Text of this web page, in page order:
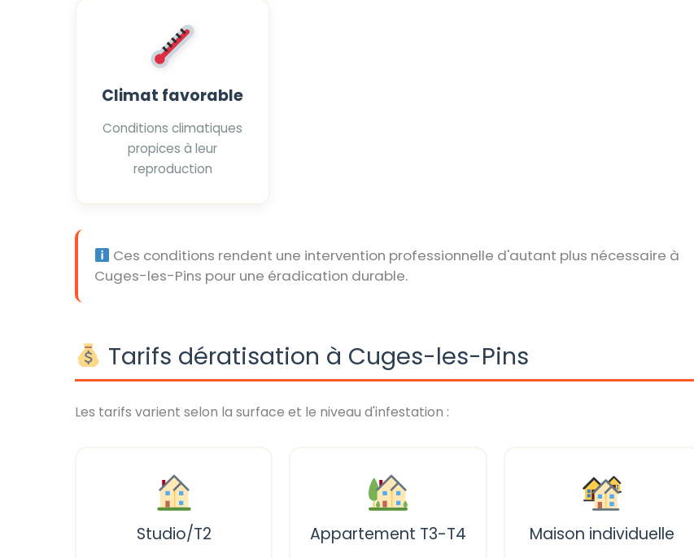
Climat favorable
Conditions climatiques
propices à leur
reproduction
Ces conditions rendent une intervention professionnelle d'autant plus nécessaire à
Cuges-les-Pins pour une éradication durable.
Tarifs dératisation à Cuges-les-Pins
Les tarifs varient selon la surface et le niveau d'infestation :
Studio/T2 Appartement T3-T4 Maison individuelle